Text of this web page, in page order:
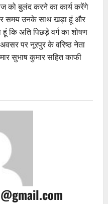
को बुलंद करने का कार्य करेंगे
समय उनके साथ खड़ा हूं और
कि अति पिछड़े वर्ग का शोषण
पर नूरपुर के वरिष्ठ नेता
सुभाष कुमार सहित काफी